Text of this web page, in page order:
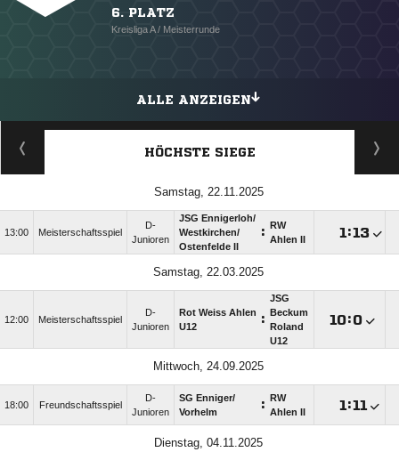
6. PLATZ
Kreisliga A / Meisterrunde
ALLE ANZEIGEN
HÖCHSTE SIEGE
Samstag, 22.11.2025
13:00 Meisterschaftsspiel
D-
Junioren
JSG Ennigerloh/​
Westkirchen/​
Ostenfelde II
:
RW
Ahlen II
:
Samstag, 22.03.2025
12:00 Meisterschaftsspiel
D-
Junioren
Rot Weiss Ahlen
U12
:
JSG
Beckum
Roland
U12
:
Mittwoch, 24.09.2025
18:00 Freundschaftsspiel
D-
Junioren
SG Enniger/​
Vorhelm
:
RW
Ahlen II
:
Dienstag, 04.11.2025